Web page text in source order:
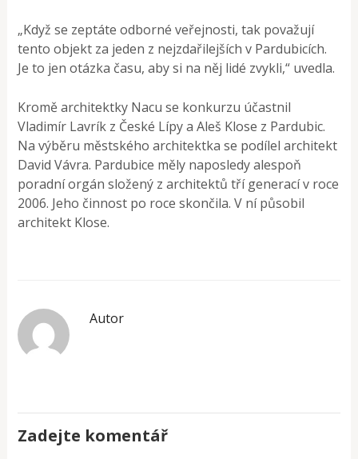
„Když se zeptáte odborné veřejnosti, tak považují
tento objekt za jeden z nejzdařilejších v Pardubicích.
Je to jen otázka času, aby si na něj lidé zvykli,“ uvedla.
Kromě architektky Nacu se konkurzu účastnil
Vladimír Lavrík z České Lípy a Aleš Klose z Pardubic.
Na výběru městského architektka se podílel architekt
David Vávra. Pardubice měly naposledy alespoň
poradní orgán složený z architektů tří generací v roce
2006. Jeho činnost po roce skončila. V ní působil
architekt Klose.
Autor
Zadejte komentář